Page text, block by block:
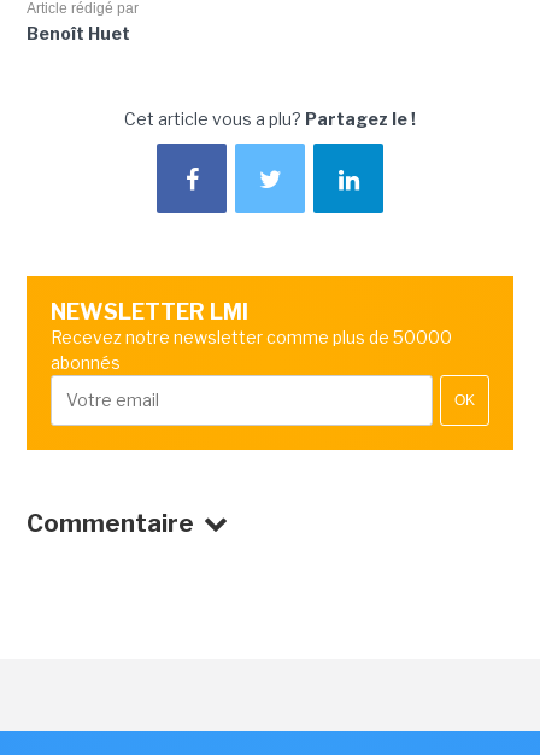
Article rédigé par
Benoît Huet
Cet article vous a plu? Partagez le !
NEWSLETTER LMI
Recevez notre newsletter comme plus de 50000
abonnés
OK
Commentaire